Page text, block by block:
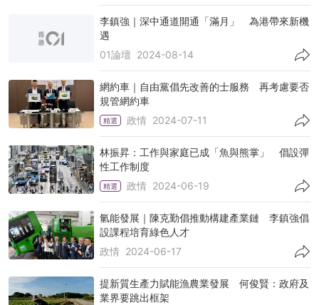
李鎮強｜深中通道開通「滿月」 為港帶來新機
遇
01論壇 2024-08-14
網約車｜自由黨倡先改善的士服務 再考慮要否
規管網約車
精選 政情 2024-07-11
林振昇：工作與家庭已成「魚與熊掌」 倡設彈
性工作制度
精選 政情 2024-06-19
氫能發展｜陳克勤倡推動構建產業鏈 李鎮強倡
設課程培育綠色人才
政情 2024-06-17
提新質生產力賦能漁農業發展 何俊賢：政府及
業界要跳出框架